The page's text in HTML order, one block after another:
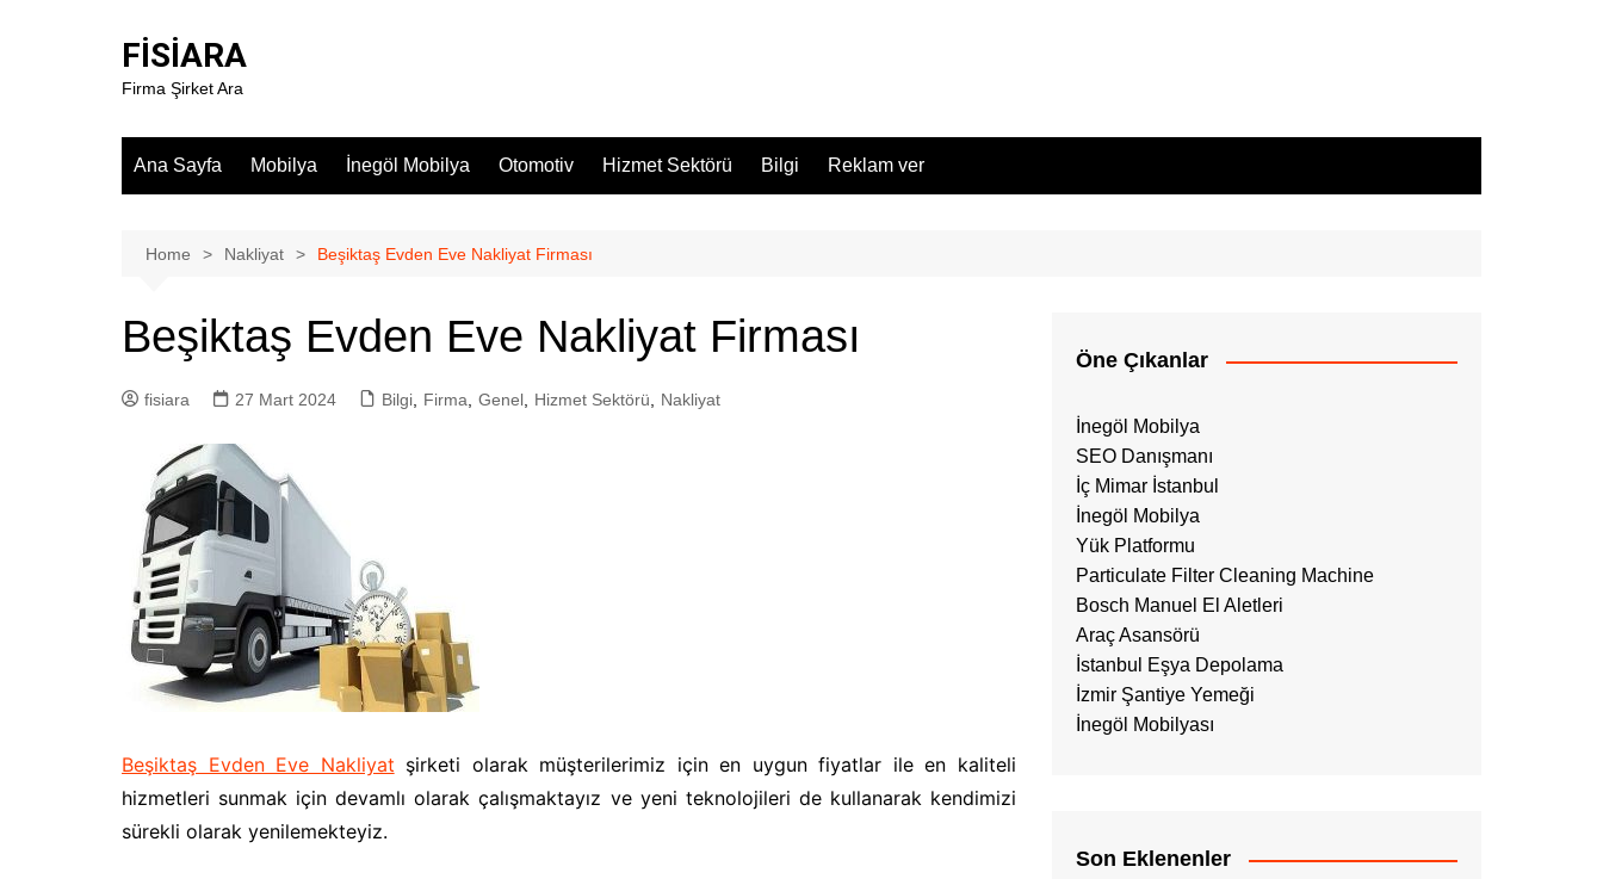
FİSİARA
Firma Şirket Ara
Ana Sayfa Mobilya İnegöl Mobilya Otomotiv Hizmet Sektörü Bilgi Reklam ver
Home Nakliyat Beşiktaş Evden Eve Nakliyat Firması
Beşiktaş Evden Eve Nakliyat Firması
fisiara 27 Mart 2024 Bilgi Firma Genel Hizmet Sektörü Nakliyat
Beşiktaş Evden Eve Nakliyat şirketi olarak müşterilerimiz için en uygun fiyatlar ile en kaliteli
hizmetleri sunmak için devamlı olarak çalışmaktayız ve yeni teknolojileri de kullanarak kendimizi
sürekli olarak yenilemekteyiz.
Öne Çıkanlar
İnegöl Mobilya
SEO Danışmanı
İç Mimar İstanbul
İnegöl Mobilya
Yük Platformu
Particulate Filter Cleaning Machine
Bosch Manuel El Aletleri
Araç Asansörü
İstanbul Eşya Depolama
İzmir Şantiye Yemeği
İnegöl Mobilyası
Son Eklenenler